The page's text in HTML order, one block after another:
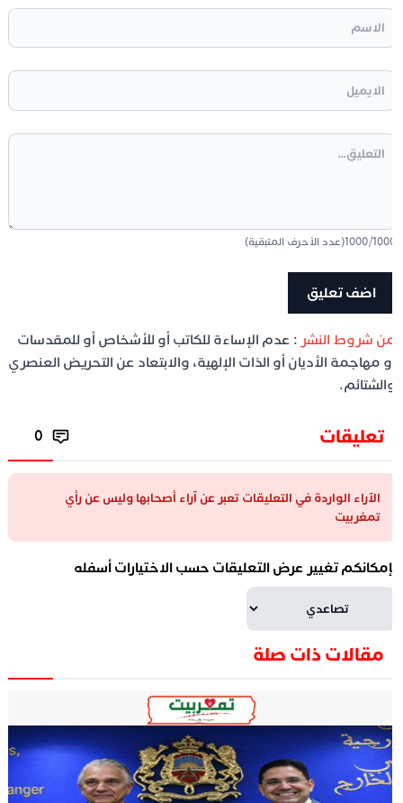
/
1000(عدد الأحرف المتبقية)
شروط النشر: عدم الإساءة للكاتب أو للأشخاص أو للمقدسات
مهاجمة الأديان أو الذات الإلهية، والابتعاد عن التحريض العنصري
تعليقات 0
الآراء الواردة في التعليقات تعبر عن آراء أصحابها وليس عن رأي
تمغربيت
تغيير عرض التعليقات حسب الاختيارات أسفله
مقالات ذات صلة